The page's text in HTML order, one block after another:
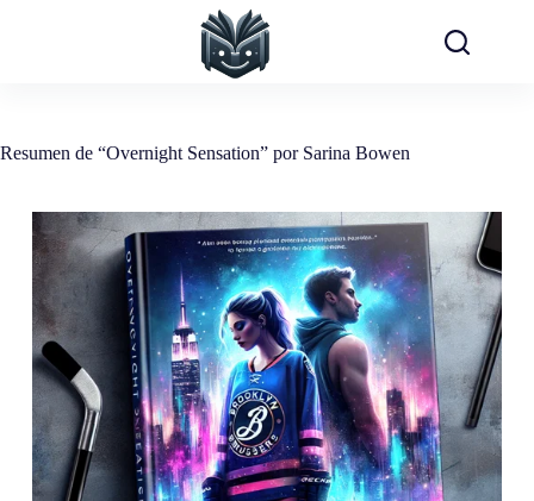
Resumen de “Overnight Sensation” por Sarina Bowen